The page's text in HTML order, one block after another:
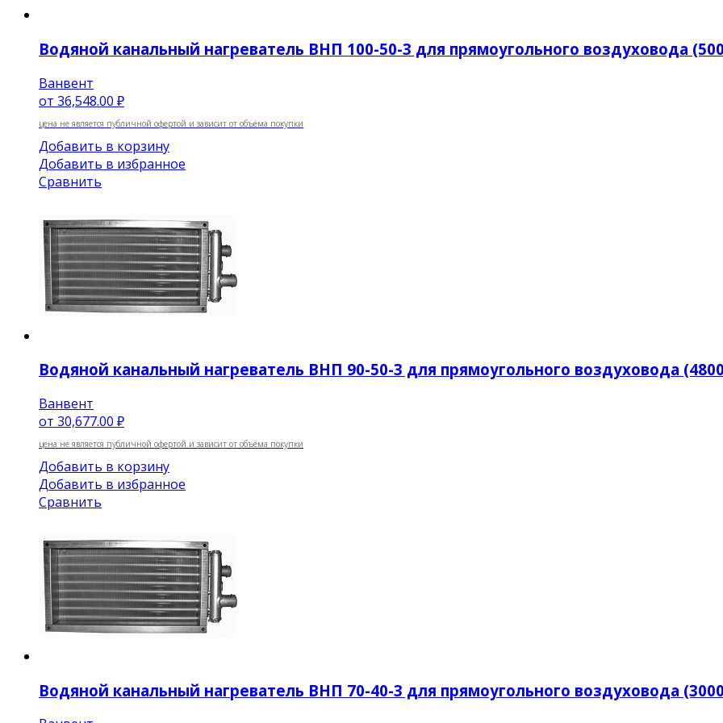
Водяной канальный нагреватель ВНП 100-50-3 для прямоугольного воздуховода
Ванвент
от 36,548.00 ₽
цена не является публичной офертой и зависит от объёма покупки
Добавить в корзину
Добавить в избранное
Сравнить
Водяной канальный нагреватель ВНП 90-50-3 для прямоугольного воздуховода
Ванвент
от 30,677.00 ₽
цена не является публичной офертой и зависит от объёма покупки
Добавить в корзину
Добавить в избранное
Сравнить
Водяной канальный нагреватель ВНП 70-40-3 для прямоугольного воздуховода